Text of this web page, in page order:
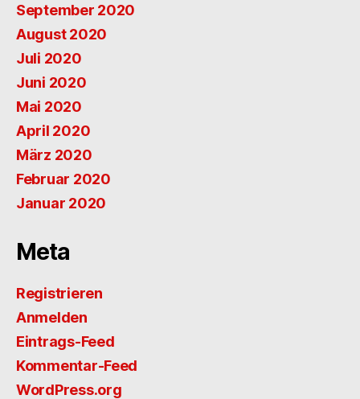
September 2020
August 2020
Juli 2020
Juni 2020
Mai 2020
April 2020
März 2020
Februar 2020
Januar 2020
Meta
Registrieren
Anmelden
Eintrags-Feed
Kommentar-Feed
WordPress.org